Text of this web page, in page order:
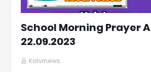
School Morning Prayer
22.09.2023
Kalvinews